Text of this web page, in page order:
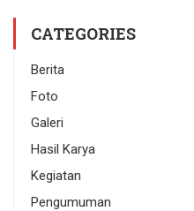
CATEGORIES
Berita
Foto
Galeri
Hasil Karya
Kegiatan
Pengumuman